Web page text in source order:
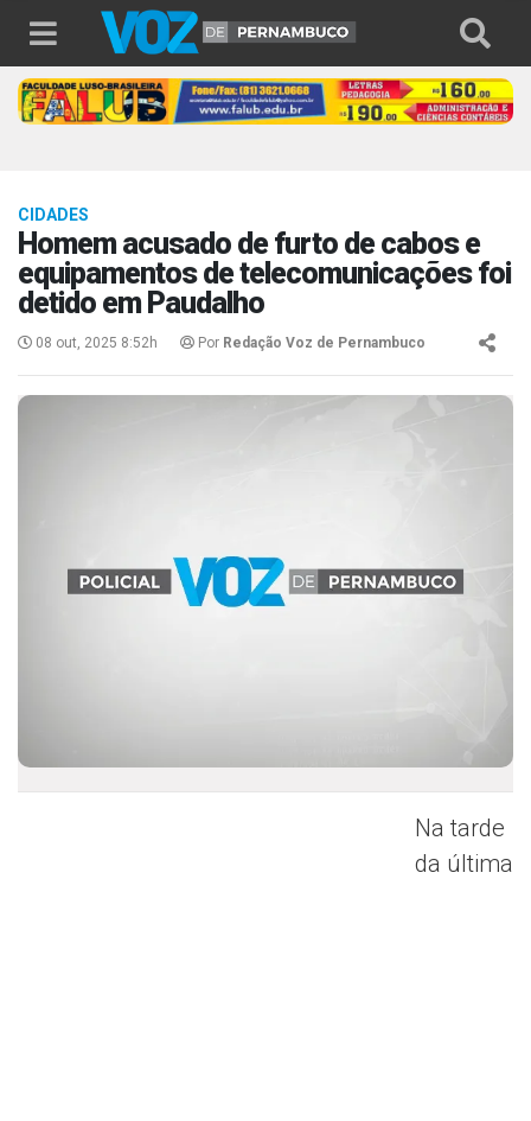
CIDADES
Homem acusado de furto de cabos e
equipamentos de telecomunicações foi
detido em Paudalho
08 out, 2025 8:52h Por Redação Voz de Pernambuco
Na tarde
da última